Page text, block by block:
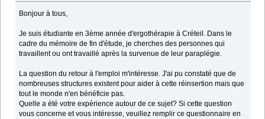
Bonjour à tous,
Je suis étudiante en 3ème année d'ergothérapie à Créteil. Dans le
cadre du mémoire de fin d'étude, je cherches des personnes qui
travaillent ou ont travaillé après la survenue de leur paraplégie.
La question du retour à l'emploi m'intéresse. J'ai pu constaté que de
nombreuses structures existent pour aider à cette réinsertion mais que
tout le monde n'en bénéficie pas.
Quelle a été votre expérience autour de ce sujet? Si cette question
vous concerne et vous intéresse, veuillez remplir ce questionnaire en